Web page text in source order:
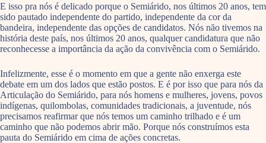
E isso pra nós é delicado porque o Semiárido, nos últimos 20 anos, tem
sido pautado independente do partido, independente da cor da
bandeira, independente das opções de candidatos. Nós não tivemos na
história deste país, nos últimos 20 anos, qualquer candidatura que não
reconhecesse a importância da ação da convivência com o Semiárido.
Infelizmente, esse é o momento em que a gente não enxerga este
debate em um dos lados que estão postos. E é por isso que para nós da
Articulação do Semiárido, para nós homens e mulheres, jovens, povos
indígenas, quilombolas, comunidades tradicionais, a juventude, nós
precisamos reafirmar que nós temos um caminho trilhado e é um
caminho que não podemos abrir mão. Porque nós construímos esta
pauta do Semiárido em cima de ações concretas.